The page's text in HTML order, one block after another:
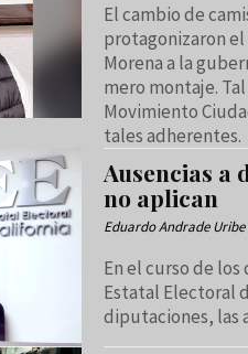
El cambio de
protagonizaron el
Morena a la
mero montaje.
Movimiento
tales adherentes.
Ausencias a
no aplican
Eduardo Andrade Uribe
En el curso de
Estatal Electoral
diputaciones, las